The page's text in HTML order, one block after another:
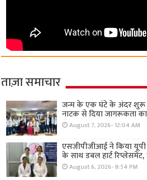
ताज़ा समाचार
जन्म के एक घंटे के अंदर शुरू
नाटक से दिया जागरूकता
August 7, 2026- 12:04 AM
एसजीपीजीआई ने किया
के साथ डबल हार्ट
August 6, 2026- 8:54 PM